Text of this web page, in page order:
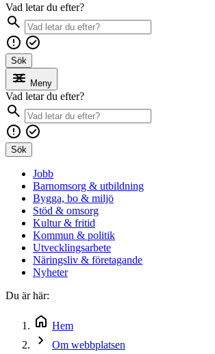
Vad letar du efter?
Sök
Meny
Vad letar du efter?
Sök
Jobb
Barnomsorg & utbildning
Bygga, bo & miljö
Stöd & omsorg
Kultur & fritid
Kommun & politik
Utvecklingsarbete
Näringsliv & företagande
Nyheter
Du är här:
Hem
Om webbplatsen